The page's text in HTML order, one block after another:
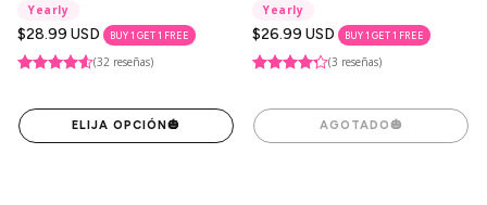
Yearly
Precio
regular
$28.99 USD BUY 1 GET 1 FREE
(32 reseñas)
ELIJA OPCIÓN🎃
Yearly
Precio
regular
$26.99 USD BUY 1 GET 1 FREE
(3 reseñas)
AGOTADO🎃